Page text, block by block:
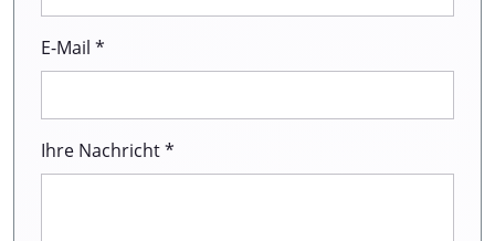
E-Mail *
Ihre Nachricht *